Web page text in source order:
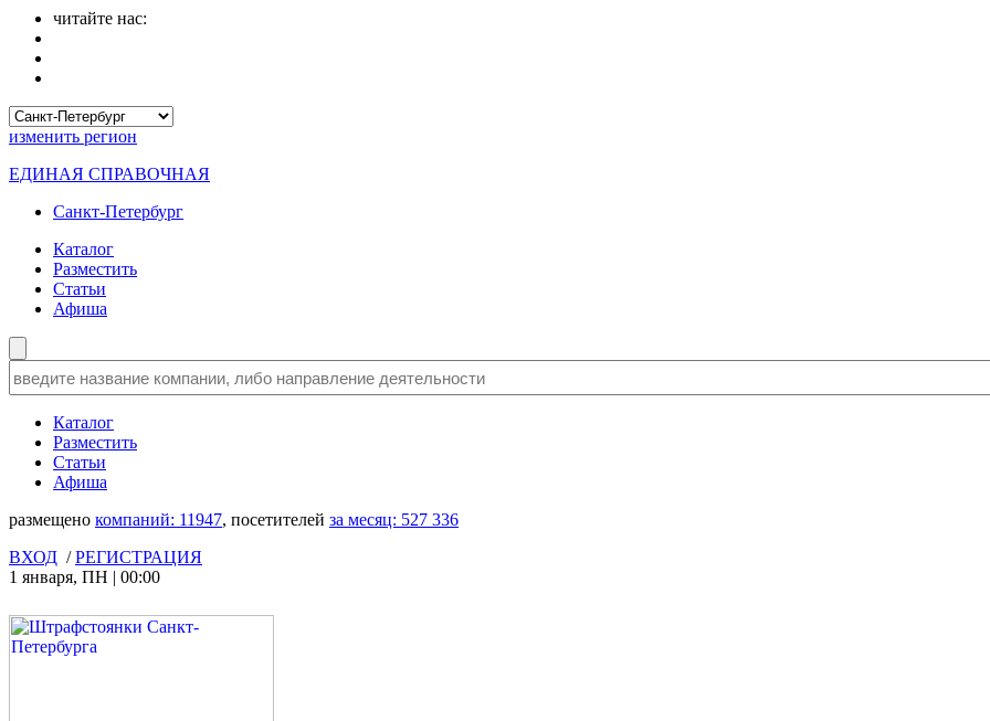
читайте нас:
изменить регион
ЕДИНАЯ СПРАВОЧНАЯ
Санкт-Петербург
Каталог
Разместить
Статьи
Афиша
Каталог
Разместить
Статьи
Афиша
размещено компаний: 11947, посетителей за месяц: 527 336
ВХОД /РЕГИСТРАЦИЯ
1 января, ПН | 00:00